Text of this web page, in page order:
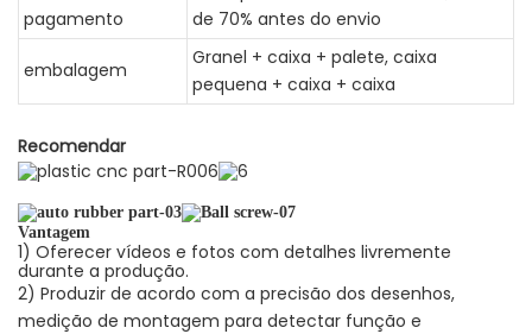
pagamento
de 70% antes do envio
embalagem
Granel + caixa + palete, caixa
pequena + caixa + caixa
Recomendar
Vantagem
1) Oferecer vídeos e fotos com detalhes livremente
durante a produção.
2) Produzir de acordo com a precisão dos desenhos,
medição de montagem para detectar função e